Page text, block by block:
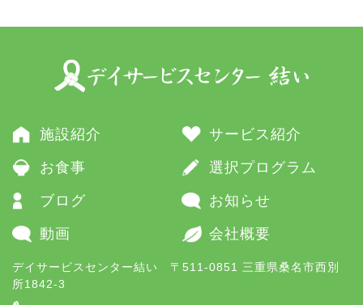
施設紹介 サービス紹介
お食事 選択プログラム
ブログ お知らせ
動画 会社概要
デイサービスセンター結い 〒511-0851 三重県桑名市西別
所1842-3